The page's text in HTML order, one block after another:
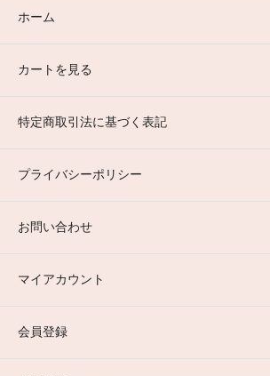
ホーム
カートを見る
特定商取引法に基づく表記
プライバシーポリシー
お問い合わせ
マイアカウント
会員登録